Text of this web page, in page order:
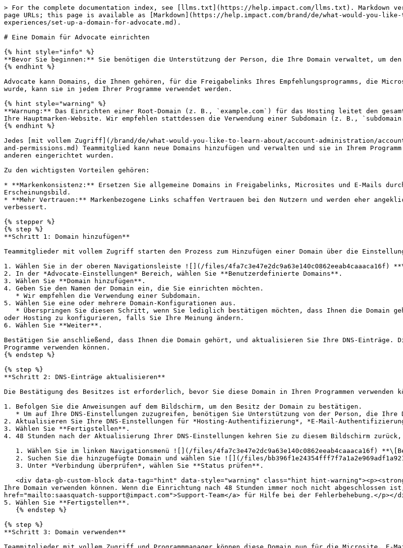
> For the complete documentation index, see [llms.txt](https://help.impact.com/llms.txt). Markdown
page URLs; this page is available as [Markdown](https://help.impact.com/brand/de/what-would-you-
experiences/set-up-a-domain-for-advocate.md).
# Eine Domain für Advocate einrichten
{% hint style="info" %}
**Bevor Sie beginnen:** Sie benötigen die Unterstützung der Person, die Ihre Domain verwaltet, um
{% endhint %}
Advocate kann Domains, die Ihnen gehören, für die Freigabelinks Ihres Empfehlungsprogramms, die
wurde, kann sie in jedem Ihrer Programme verwendet werden.
{% hint style="warning" %}
**Warnung:** Das Einrichten einer Root-Domain (z. B., `example.com`) für das Hosting leitet den
Ihre Hauptmarken-Website. Wir empfehlen stattdessen die Verwendung einer Subdomain (z. B.,
{% endhint %}
Jedes [mit vollem Zugriff](/brand/de/what-would-you-like-to-learn-about/account-administration/
and-permissions.md) Teammitglied kann neue Domains hinzufügen und verwalten und sie in Ihrem Programm
anderen eingerichtet wurden.
Zu den wichtigsten Vorteilen gehören:
* **Markenkonsistenz:** Ersetzen Sie allgemeine Domains in Freigabelinks, Microsites und E-Mails
Erscheinungsbild.
* **Mehr Vertrauen:** Markenbezogene Links schaffen Vertrauen bei den Nutzern und werden eher
verbessert.
{% stepper %}
{% step %}
**Schritt 1: Domain hinzufügen**
Teammitglieder mit vollem Zugriff starten den Prozess zum Hinzufügen einer Domain über die
1. Wählen Sie in der oberen Navigationsleiste ![](/files/
2. In der *Advocate-Einstellungen* Bereich, wählen Sie **Benutzerdefinierte Domains**.
3. Wählen Sie **Domain hinzufügen**.
4. Geben Sie den Namen der Domain ein, die Sie einrichten möchten.
5. Wählen Sie eine oder mehrere Domain-Konfigurationen aus.
oder Hosting zu konfigurieren, falls Sie Ihre Meinung ändern.
6. Wählen Sie **Weiter**.
Bestätigen Sie anschließend, dass Ihnen die Domain gehört, und aktualisieren Sie Ihre DNS-
Programme verwenden können.
{% endstep %}
{% step %}
**Schritt 2: DNS-Einträge aktualisieren**
Die Bestätigung des Besitzes ist erforderlich, bevor Sie diese Domain in Ihren Programmen verwenden
1. Befolgen Sie die Anweisungen auf dem Bildschirm, um den Besitz der Domain zu bestätigen.
2. Aktualisieren Sie Ihre DNS-Einstellungen für *Hosting-Authentifizierung*, *E-Mail-
3. Wählen Sie **Fertigstellen**.
4. 48 Stunden nach der Aktualisierung Ihrer DNS-Einstellungen kehren Sie zu diesem Bildschirm
Ihre Domain verwenden können. Wenn die Einrichtung nach 48 Stunden immer noch nicht abgeschlossen
href="mailto:saasquatch-support@impact.com">Support-Team</a> für Hilfe bei der Fehlerbehebung.</p></
5. Wählen Sie **Fertigstellen**.
{% step %}
**Schritt 3: Domain verwenden**